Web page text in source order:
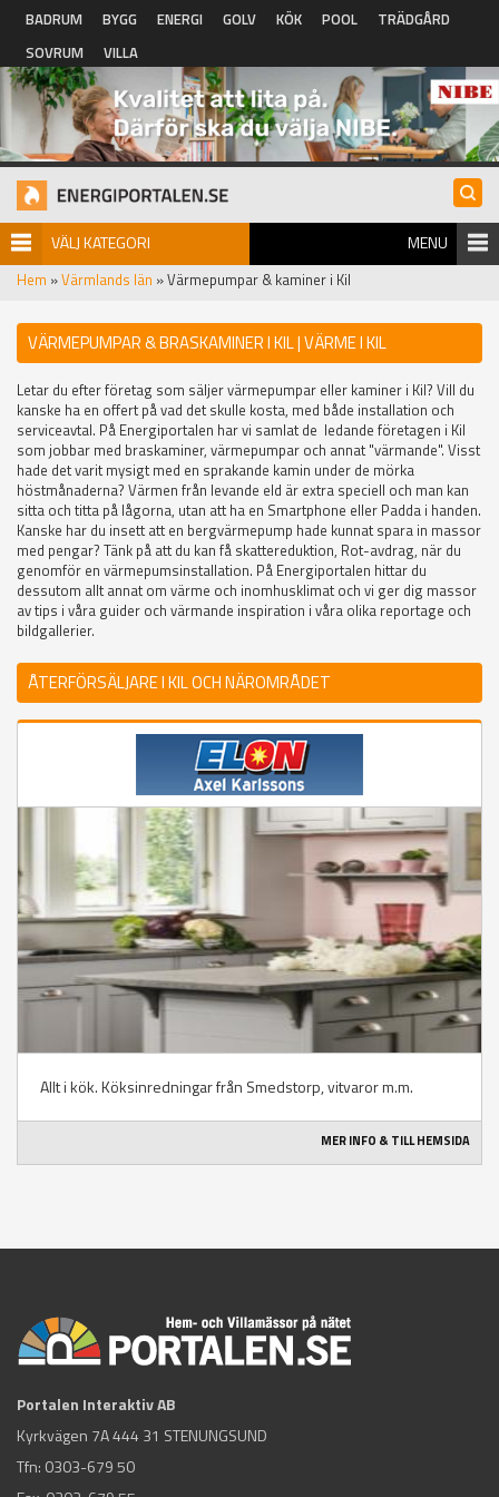
Hoppa till huvudinnehåll
BADRUM BYGG ENERGI GOLV KÖK POOL
TRÄDGÅRD
SOVRUM
VILLA
VÄLJ KATEGORI MENU
Hem »Värmlands län » Värmepumpar & kaminer i Kil
VÄRMEPUMPAR & BRASKAMINER I KIL | VÄRME I KIL
Letar du efter företag som säljer värmepumpar eller kaminer i Kil? Vill du
kanske ha en offert på vad det skulle kosta, med både installation och
serviceavtal. På Energiportalen har vi samlat de ledande företagen i Kil
som jobbar med braskaminer, värmepumpar och annat "värmande". Visst
hade det varit mysigt med en sprakande kamin under de mörka
höstmånaderna? Värmen från levande eld är extra speciell och man kan
sitta och titta på lågorna, utan att ha en Smartphone eller Padda i handen.
Kanske har du insett att en bergvärmepump hade kunnat spara in massor
med pengar? Tänk på att du kan få skattereduktion, Rot-avdrag, när du
genomför en värmepumsinstallation. På Energiportalen hittar du
dessutom allt annat om värme och inomhusklimat och vi ger dig massor
av tips i våra guider och värmande inspiration i våra olika reportage och
bildgallerier.
ÅTERFÖRSÄLJARE I KIL OCH NÄROMRÅDET
Allt i kök. Köksinredningar från Smedstorp, vitvaror m.m.
MER INFO & TILL HEMSIDA
Portalen Interaktiv AB
Kyrkvägen 7A 444 31 STENUNGSUND
Tfn: 0303-679 50